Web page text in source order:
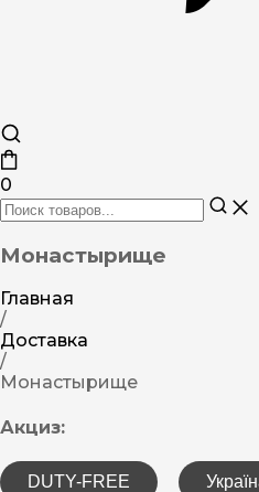
0
Монастырище
Главная
/
Доставка
/
Монастырище
Акциз:
DUTY-FREE